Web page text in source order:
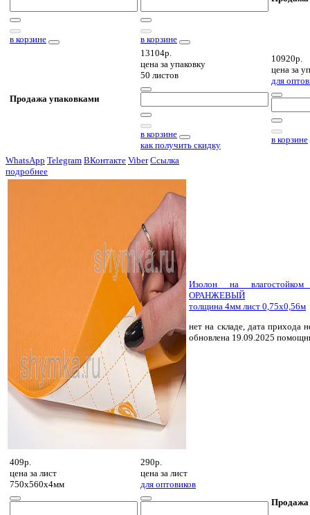
в корзине в корзине
Продажа упаковками
13104р.
цена за упаковку
50 листов
в корзине
как получить скидку
10920р.
цена за
для
в корзине
WhatsApp Telegram ВКонтакте Viber Ссылка
подробнее
Изолон на
ОРАНЖЕВЫЙ
толщина 4мм лист 0,75х0,56м
нет на складе, дата прихода
обновлена 19.09.2025
409р.
цена за лист
750х560х4мм
290р.
цена за лист
для оптовиков
Продажа